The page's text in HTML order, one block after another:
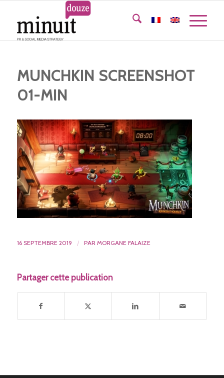
MUNCHKIN SCREENSHOT
01-MIN
16 SEPTEMBRE 2019 / PAR MORGANE FALAIZE
Partager cette publication